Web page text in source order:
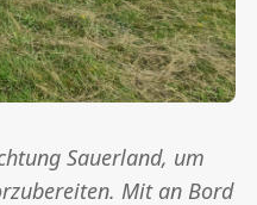
Sauerland, um
Mit an Bord